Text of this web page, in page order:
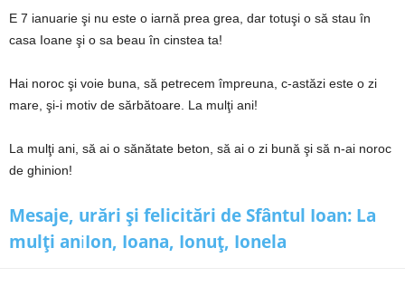
E 7 ianuarie şi nu este o iarnă prea grea, dar totuşi o să stau în
casa Ioane şi o sa beau în cinstea ta!
Hai noroc şi voie buna, să petrecem împreuna, c-astăzi este o zi
mare, şi-i motiv de sărbătoare. La mulţi ani!
La mulţi ani, să ai o sănătate beton, să ai o zi bună şi să n-ai noroc
de ghinion!
Mesaje, urări și felicitări de Sfântul Ioan: La
mulți aniIon, Ioana, Ionuț, Ionela